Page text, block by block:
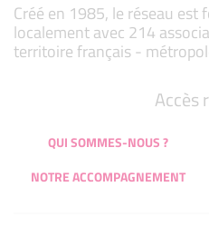
Créé en 1985, le réseau est
localement avec 214
territoire français -
Accès
QUI SOMMES-NOUS ?
NOTRE ACCOMPAGNEMENT